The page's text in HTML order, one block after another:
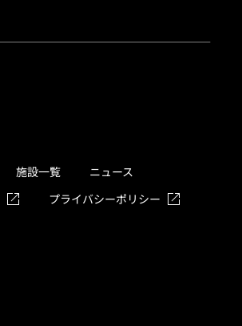
施設一覧
ニュース
プライバシーポリシー